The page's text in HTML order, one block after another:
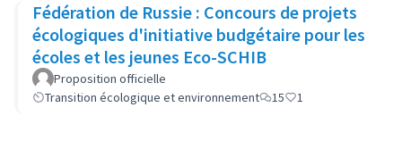
Fédération de Russie : Concours de projets
écologiques d'initiative budgétaire pour les
écoles et les jeunes Eco-SCHIB
Proposition officielle
Transition écologique et environnement
15 1